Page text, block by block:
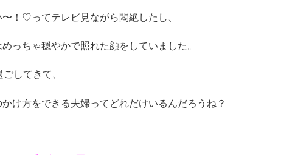
！♡ってテレビ見ながら悶絶したし、
っちゃ穏やかで照れた顔をしていました。
してきて、
け方をできる夫婦ってどれだけいるんだろうね？